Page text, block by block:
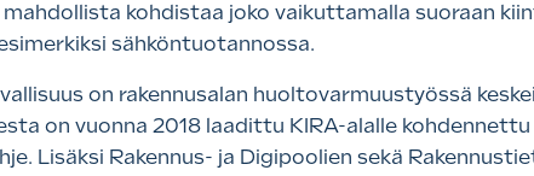
kohdistaa joko vaikuttamalla suoraan
sähköntuotannossa.
on rakennusalan huoltovarmuustyössä
on vuonna 2018 laadittu KIRA-alalle
Lisäksi Rakennus- ja Digipoolien sekä